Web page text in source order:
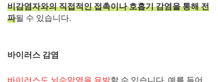
비감염자와의 직접적인 접촉이나 호흡기 감염을 통해 전
파될 수 있습니다.
바이러스 감염